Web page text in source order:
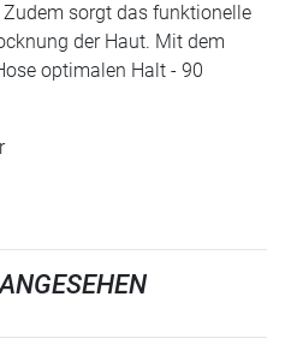
sorgt das funktionelle
der Haut. Mit dem
optimalen Halt - 90